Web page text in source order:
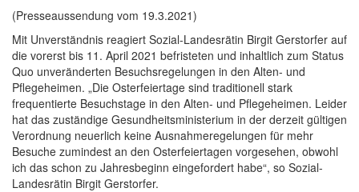
(Presseaussendung vom 19.3.2021)
Mit Unverständnis reagiert Sozial-Landesrätin Birgit Gerstorfer auf
die vorerst bis 11. April 2021 befristeten und inhaltlich zum Status
Quo unveränderten Besuchsregelungen in den Alten- und
Pflegeheimen. „Die Osterfeiertage sind traditionell stark
frequentierte Besuchstage in den Alten- und Pflegeheimen. Leider
hat das zuständige Gesundheitsministerium in der derzeit gültigen
Verordnung neuerlich keine Ausnahmeregelungen für mehr
Besuche zumindest an den Osterfeiertagen vorgesehen, obwohl
ich das schon zu Jahresbeginn eingefordert habe“, so Sozial-
Landesrätin Birgit Gerstorfer.